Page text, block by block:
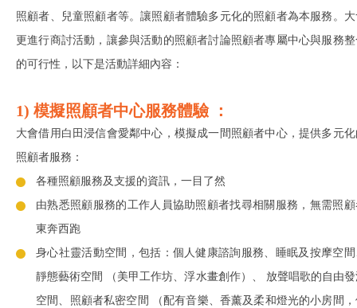
照顧者、兒童照顧者等。讓照顧者體驗多元化的照顧者為本服務。
更進行商討活動，讓參與活動的照顧者討論照顧者專屬中心與服務
的可行性，以下是活動詳細內容：
1) 模擬照顧者中心服務體驗 ：
大會借用白田浸信會愛鄰中心，模擬成一間照顧者中心，提供多元
照顧者服務：
各種照顧服務及支援的資訊，一目了然
由熟悉照顧服務的工作人員協助照顧者找尋相關服務，無需照
東奔西跑
身心社靈活動空間，包括：個人健康諮詢服務、睡眠及按摩空
靜態藝術空間 （美甲工作坊、浮水畫創作）、 放聲唱歌的自由
空間、照顧者私密空間 （配有音樂、香薰及柔和燈光的小房間